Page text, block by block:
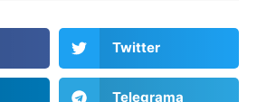
Twitter
Telegrama